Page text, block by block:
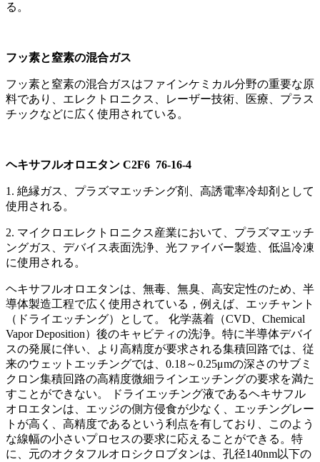
る。
フッ素と窒素の混合ガス
フッ素と窒素の混合ガスはファインケミカル分野の重要な原
料であり、エレクトロニクス、レーザー技術、医療、プラス
チックなどに広く使用されている。
ヘキサフルオロエタン C2F6 76-16-4
1. 絶縁ガス、プラズマエッチング剤、高誘電率冷却剤として
使用される。
2. マイクロエレクトロニクス産業において、プラズマエッチ
ングガス、デバイス表面洗浄、光ファイバー製造、低温冷凍
に使用される。
ヘキサフルオロエタンは、無毒、無臭、高安定性のため、半
導体製造工程で広く使用されている，例えば、エッチャント
（ドライエッチング）として。 化学蒸着（CVD、Chemical
Vapor Deposition）後のキャビティの洗浄。特に半導体デバイ
スの発展に伴い、より高精度が要求される集積回路では、従
来のウェットエッチングでは、0.18～0.25μmの深さのサブミ
クロン集積回路の高精度微細ラインエッチングの要求を満た
すことができない。 ドライエッチング液であるヘキサフル
オロエタンは、エッジの側方侵食が少なく、エッチングレー
トが高く、高精度であるという利点を有しており、このよう
な線幅の小さいプロセスの要求に応えることができる。特
に、元のオクタフルオロシクロブタンは、孔径140nm以下の